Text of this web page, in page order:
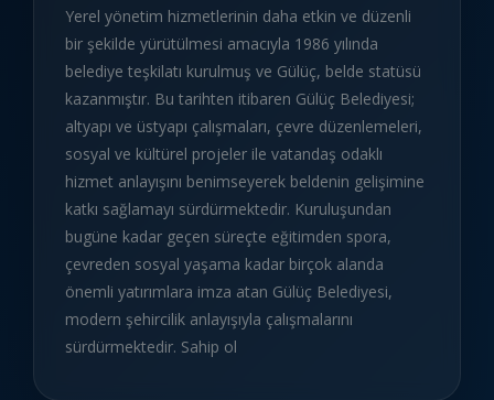
Yerel yönetim hizmetlerinin daha etkin ve düzenli
bir şekilde yürütülmesi amacıyla 1986 yılında
belediye teşkilatı kurulmuş ve Gülüç, belde statüsü
kazanmıştır. Bu tarihten itibaren Gülüç Belediyesi;
altyapı ve üstyapı çalışmaları, çevre düzenlemeleri,
sosyal ve kültürel projeler ile vatandaş odaklı
hizmet anlayışını benimseyerek beldenin gelişimine
katkı sağlamayı sürdürmektedir. Kuruluşundan
bugüne kadar geçen süreçte eğitimden spora,
çevreden sosyal yaşama kadar birçok alanda
önemli yatırımlara imza atan Gülüç Belediyesi,
modern şehircilik anlayışıyla çalışmalarını
sürdürmektedir. Sahip ol